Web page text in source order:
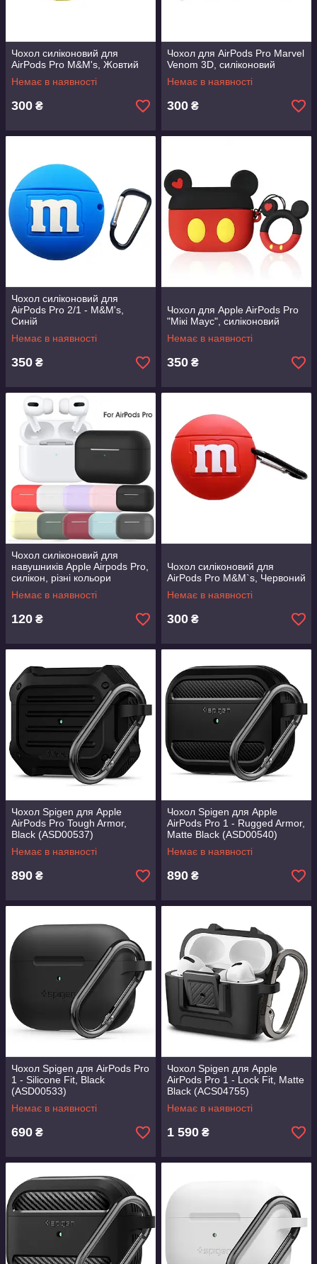
Чохол силіконовий для
AirPods Pro M&M's, Жовтий
Немає в наявності
300 ₴
Чохол для AirPods Pro Marvel
Venom 3D, силіконовий
Немає в наявності
300 ₴
Чохол силіконовий для
AirPods Pro 2/1 - M&M's,
Синій
Немає в наявності
350 ₴
Чохол для Apple AirPods Pro
"Мікі Маус", силіконовий
Немає в наявності
350 ₴
Чохол силіконовий для
навушників Apple Airpods Pro,
силікон, різні кольори
Немає в наявності
120 ₴
Чохол силіконовий для
AirPods Pro M&M`s, Червоний
Немає в наявності
300 ₴
Чохол Spigen для Apple
AirPods Pro Tough Armor,
Black (ASD00537)
Немає в наявності
890 ₴
Чохол Spigen для Apple
AirPods Pro 1 - Rugged Armor,
Matte Black (ASD00540)
Немає в наявності
890 ₴
Чохол Spigen для AirPods Pro
1 - Silicone Fit, Black
(ASD00533)
Немає в наявності
690 ₴
Чохол Spigen для Apple
AirPods Pro 1 - Lock Fit, Matte
Black (ACS04755)
Немає в наявності
1 590 ₴